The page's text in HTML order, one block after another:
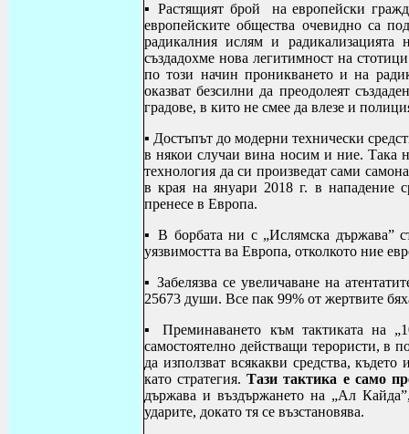
▪ Растящият брой на европейски
европейските общества очевидно са
радикалния ислям и
създадохме нова легитимност на
по този начин проникването и на
оказват безсилни да преодолеят
градове, в кито не смее да влезе и
▪ Достъпът до модерни технически
в някои случаи вина носим и ние. Така
технология да си произведат сами
в края на януари 2018 г. в нападение
пренесе в Европа.
▪ В борбата ни с „Ислямска държава”
уязвимостта ва Европа, отколкото ние
▪ Забелязва се увеличаване на
25673 души. Все пак 99% от жертвите
▪ Преминаването към тактиката на
самостоятелно действащи терористи, в
да използват всякакви средства,
като стратегия.Тази тактика е само
държава и въздържането на „Ал
ударите, докато тя се възстановява.